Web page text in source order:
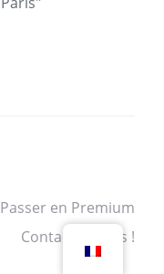
Passer en Premium
Contactez nous !